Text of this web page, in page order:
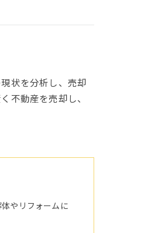
状を分析し、売却
不動産を売却し、
やリフォームに